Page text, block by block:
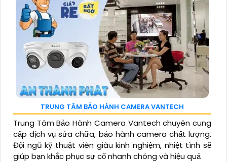
TRUNG TÂM BẢO HÀNH CAMERA VANTECH
Trung Tâm Bảo Hành Camera Vantech chuyên cung
cấp dịch vụ sửa chữa, bảo hành camera chất lượng.
Đội ngũ kỹ thuật viên giàu kinh nghiệm, nhiệt tình sẽ
giúp bạn khắc phục sự cố nhanh chóng và hiệu quả